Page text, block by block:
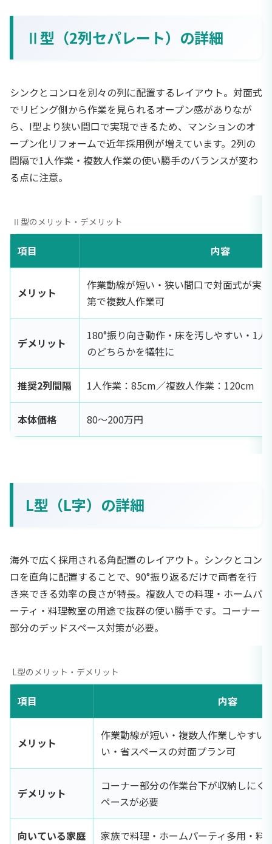
Ⅱ型（2列セパレート）の詳細
シンクとコンロを別々の列に配置するレイアウト。対面式
でリビング側から作業を見られるオープン感がありなが
ら、I型より狭い間口で実現できるため、マンションのオ
ープン化リフォームで近年採用例が増えています。2列の
間隔で1人作業・複数人作業の使い勝手のバランスが変わ
る点に注意。
Ⅱ型のメリット・デメリット
項目 内容
メリット
作業動線が短い・狭い間口で対面式が実
第で複数人作業可
デメリット
180°振り向き動作・床を汚しやすい・1
のどちらかを犠牲に
推奨2列間隔 1人作業：85cm／複数人作業：120cm
本体価格 80〜200万円
L型（L字）の詳細
海外で広く採用される角配置のレイアウト。シンクとコン
ロを直角に配置することで、90°振り返るだけで両者を行
き来できる効率の良さが特長。複数人での料理・ホームパ
ーティ・料理教室の用途で抜群の使い勝手です。コーナー
部分のデッドスペース対策が必要。
L型のメリット・デメリット
項目 内容
メリット
作業動線が短い・複数人作業しやすい
い・省スペースの対面プラン可
デメリット
コーナー部分の作業台下が収納しにく
ペースが必要
向いている家庭 家族で料理・ホームパーティ多用・料